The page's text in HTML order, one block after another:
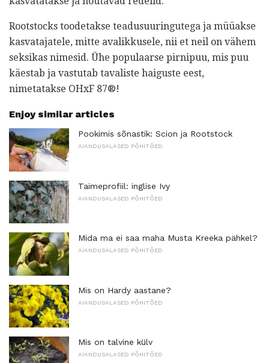
Rootstocks toodetakse teadusuuringutega ja müüakse
kasvatajatele, mitte avalikkusele, nii et neil on vähem
seksikas nimesid. Ühe populaarse pirnipuu, mis puu
käestab ja vastutab tavaliste haiguste eest,
nimetatakse OHxF 87®!
Enjoy similar articles
Pookimis sõnastik: Scion ja Rootstock
AIANDUSALASED PÕHITÕED
Taimeprofiil: inglise Ivy
AIANDUSALASED PÕHITÕED
Mida ma ei saa maha Musta Kreeka pähkel?
AIANDUSALASED PÕHITÕED
Mis on Hardy aastane?
AIANDUSALASED PÕHITÕED
Mis on talvine külv
AIANDUSALASED PÕHITÕED